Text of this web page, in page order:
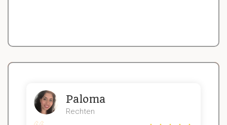
Paloma
Rechten